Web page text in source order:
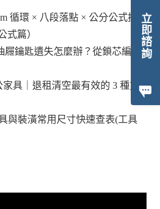
立即諮詢
循環 × 八段落點 × 公分公式換
式篇）
屜鑰匙遺失怎麼辦？從鎖芯編碼
具｜退租清空最有效的 3 種方
與裝潢常用尺寸快速查表(工具